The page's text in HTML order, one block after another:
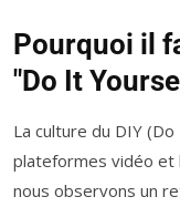
Pourquoi il
"Do It
La culture du DIY
plateformes vidéo et
nous observons un